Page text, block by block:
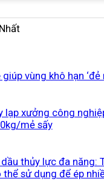
vùng khô hạn ‘đẻ
lạp xưởng công
mẻ sấy
thủy lực đa năng:
thể sử dụng để ép